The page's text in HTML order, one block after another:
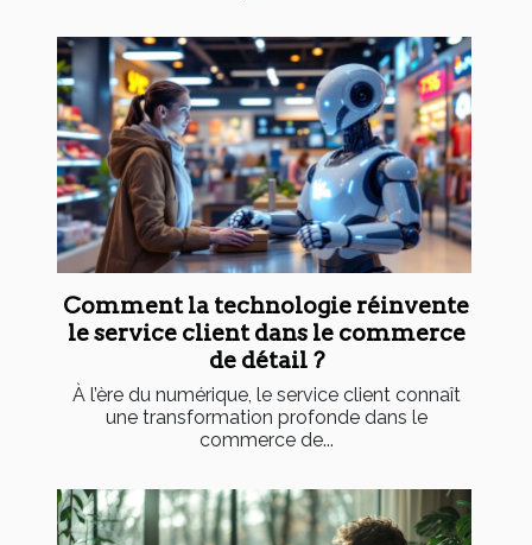
Comment la technologie réinvente
le service client dans le commerce
de détail ?
À l’ère du numérique, le service client connaît
une transformation profonde dans le
commerce de...